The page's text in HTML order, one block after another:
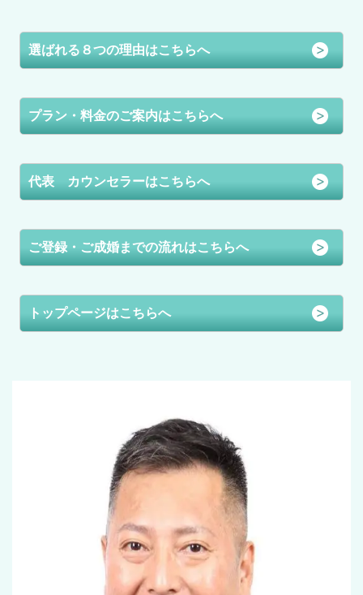
選ばれる８つの理由はこちらへ
プラン・料金のご案内はこちらへ
代表 カウンセラーはこちらへ
ご登録・ご成婚までの流れはこちらへ
トップページはこちらへ